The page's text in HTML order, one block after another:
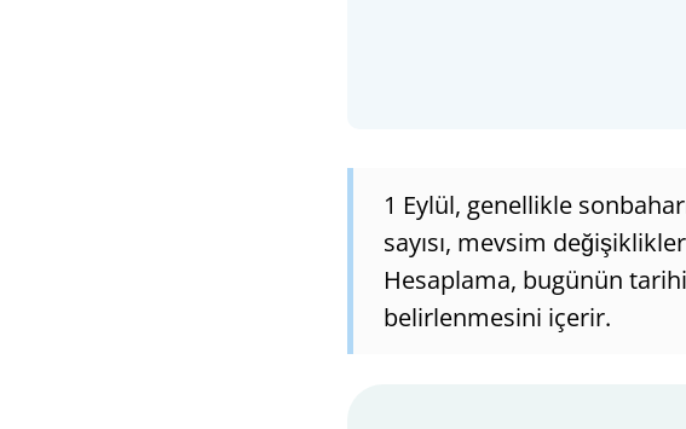
1 Eylül, genellikle
sayısı, mevsim
Hesaplama, bugünün
belirlenmesini içerir.